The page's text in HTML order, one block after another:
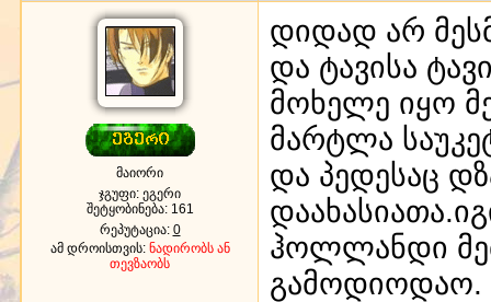
მაიორი
ჯგუფი: ეგერი
შეტყობინება: 161
რეპუტაცია: 0
ამ დროისთვის: ნადირობს ან
თევზაობს
დიდად არ
და ტავისა
მოხელე იყო
მარტლა
და პედესაც
ჰოლლანდი
გამოდიოდაო.